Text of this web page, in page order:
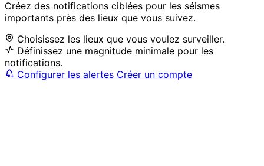
Créez des notifications ciblées pour les séismes
importants près des lieux que vous suivez.
Choisissez les lieux que vous voulez surveiller.
Définissez une magnitude minimale pour les
notifications.
Configurer les alertes Créer un compte